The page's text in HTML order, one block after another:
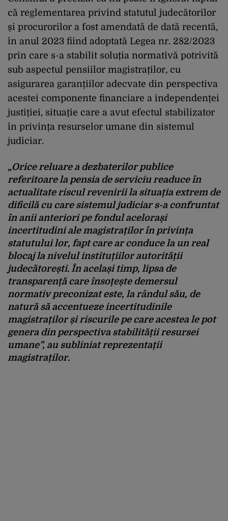
că reglementarea privind statutul judecătorilor
și procurorilor a fost amendată de dată recentă,
în anul 2023 fiind adoptată Legea nr. 282/2023
prin care s-a stabilit soluția normativă potrivită
sub aspectul pensiilor magistraților, cu
asigurarea garanțiilor adecvate din perspectiva
acestei componente financiare a independenței
justiției, situație care a avut efectul stabilizator
în privința resurselor umane din sistemul
judiciar.
„Orice reluare a dezbaterilor publice
referitoare la pensia de serviciu readuce în
actualitate riscul revenirii la situația extrem de
dificilă cu care sistemul judiciar s-a confruntat
în anii anteriori pe fondul acelorași
incertitudini ale magistraților în privința
statutului lor, fapt care ar conduce la un real
blocaj la nivelul instituțiilor autorității
judecătorești. În același timp, lipsa de
transparență care însoțește demersul
normativ preconizat este, la rândul său, de
natură să accentueze incertitudinile
magistraților și riscurile pe care acestea le pot
genera din perspectiva stabilității resursei
umane”, au subliniat reprezentații
magistraților.